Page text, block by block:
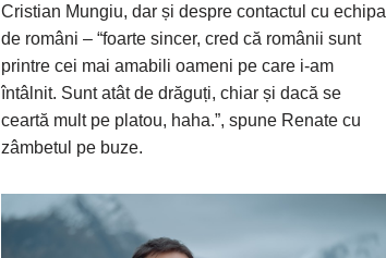
Cristian Mungiu, dar și despre contactul cu echipa
de români – “foarte sincer, cred că românii sunt
printre cei mai amabili oameni pe care i-am
întâlnit. Sunt atât de drăguți, chiar și dacă se
ceartă mult pe platou, haha.”, spune Renate cu
zâmbetul pe buze.